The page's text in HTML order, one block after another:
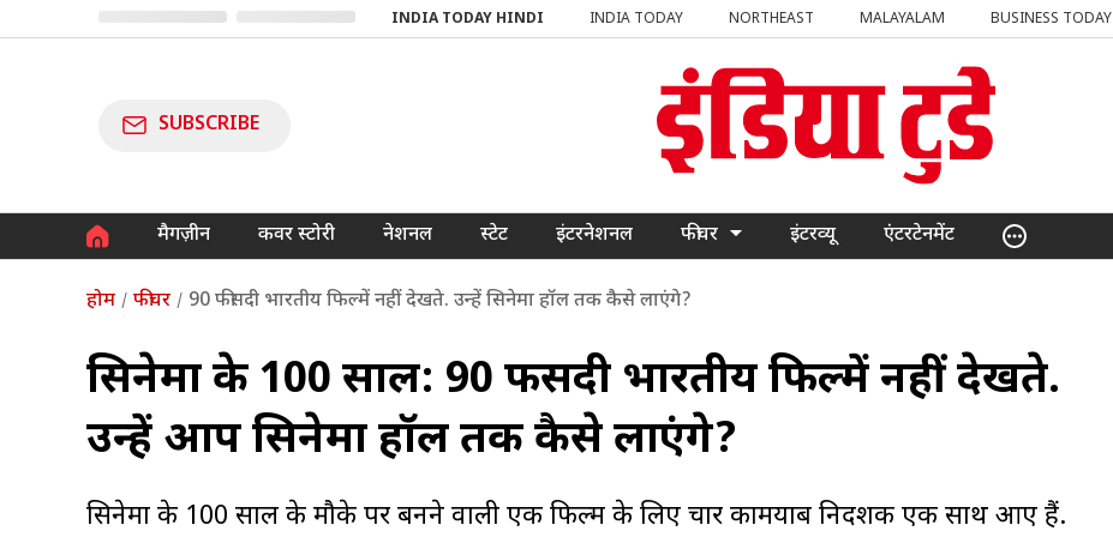
INDIA TODAY HINDI INDIA TODAY NORTHEAST MALAYALAM BUSINESS TODAY
SUBSCRIBE
मैगज़ीन कवर स्टोरी नेशनल स्टेट इंटरनेशनल फीचर इंटरव्यू एंटरटेनमेंट
होम फीचर 90 फीसदी भारतीय फिल्में नहीं देखते. उन्हें सिनेमा हॉल तक कैसे लाएंगे?
सिनेमा के 100 साल: 90 फीसदी भारतीय फिल्में नहीं देखते.
उन्हें आप सिनेमा हॉल तक कैसे लाएंगे?
सिनेमा के 100 साल के मौके पर बनने वाली एक फिल्म के लिए चार कामयाब निर्देशक एक साथ आए हैं.